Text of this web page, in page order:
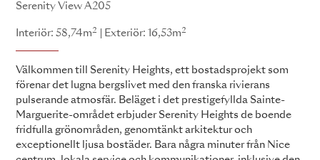
Serenity View A205
Interiör: 58,74m2 Exteriör: 16,53m2
Välkommen till Serenity Heights, ett bostadsprojekt som
förenar det lugna bergslivet med den franska rivierans
pulserande atmosfär. Beläget i det prestigefyllda Sainte-
Marguerite-området erbjuder Serenity Heights de boende
fridfulla grönområden, genomtänkt arkitektur och
exceptionellt ljusa bostäder. Bara några minuter från Nice